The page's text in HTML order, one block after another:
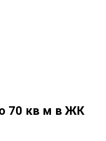
70 кв м в ЖК